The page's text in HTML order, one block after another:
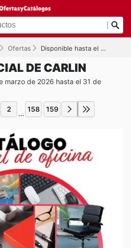
Ofertas Disponible hasta el 31/12/2026
DE CARLIN
marzo de 2026 hasta el 31 de
2 ... 158 159